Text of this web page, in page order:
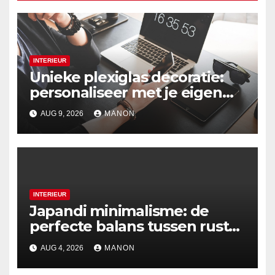
INTERIEUR
Unieke plexiglas decoratie:
personaliseer met je eigen
foto
AUG 9, 2026 MANON
INTERIEUR
Japandi minimalisme: de
perfecte balans tussen rust
en esthetiek
AUG 4, 2026 MANON